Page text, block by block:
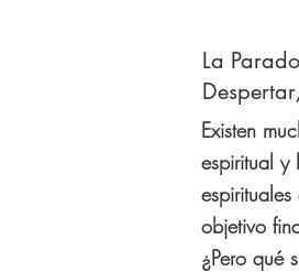
La
Existen
espiritual y
objetivo
¿Pero qué